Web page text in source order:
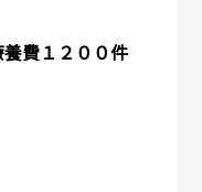
費１２００件